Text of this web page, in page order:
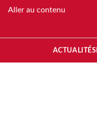
Aller au contenu
ACTUALITÉS